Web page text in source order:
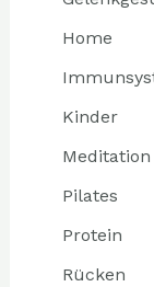
Home
Kinder
Meditation
Pilates
Protein
Rücken